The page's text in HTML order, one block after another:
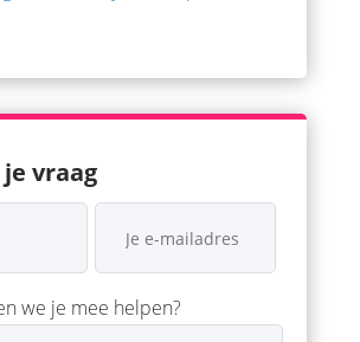
vraag
we je mee helpen?